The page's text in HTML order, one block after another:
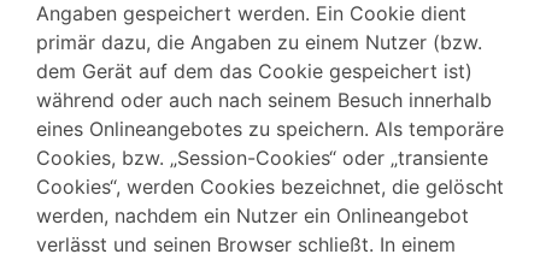
Angaben gespeichert werden. Ein Cookie dient
primär dazu, die Angaben zu einem Nutzer (bzw.
dem Gerät auf dem das Cookie gespeichert ist)
während oder auch nach seinem Besuch innerhalb
eines Onlineangebotes zu speichern. Als temporäre
Cookies, bzw. „Session-Cookies“ oder „transiente
Cookies“, werden Cookies bezeichnet, die gelöscht
werden, nachdem ein Nutzer ein Onlineangebot
verlässt und seinen Browser schließt. In einem